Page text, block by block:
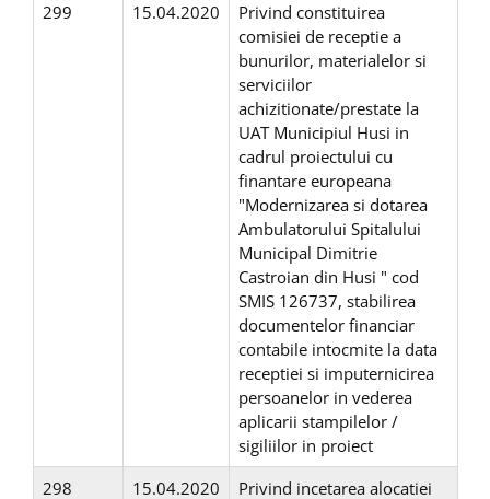
299
15.04.2020
Privind constituirea
comisiei de receptie a
bunurilor, materialelor si
serviciilor
achizitionate/prestate la
UAT Municipiul Husi in
cadrul proiectului cu
finantare europeana
"Modernizarea si dotarea
Ambulatorului Spitalului
Municipal Dimitrie
Castroian din Husi " cod
SMIS 126737, stabilirea
documentelor financiar
contabile intocmite la data
receptiei si imputernicirea
persoanelor in vederea
aplicarii stampilelor /
sigiliilor in proiect
298
15.04.2020
Privind incetarea alocatiei